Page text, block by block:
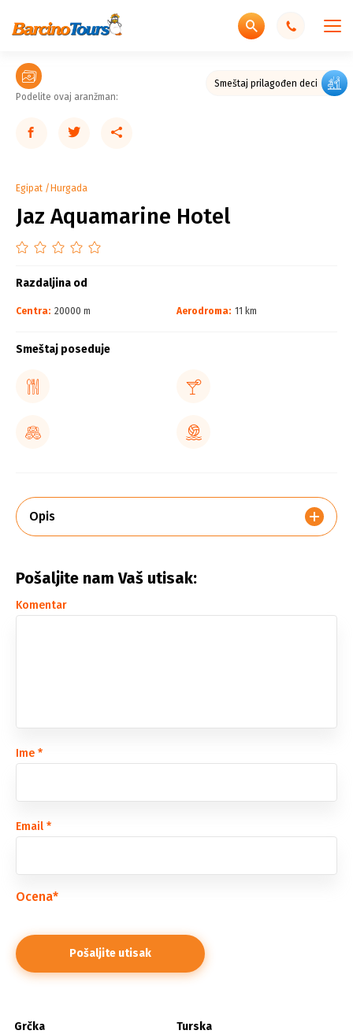
Smeštaj prilagođen deci
Podelite ovaj aranžman:
Egipat Hurgada
Jaz Aquamarine Hotel
Razdaljina od
Centra: 20000 m Aerodroma: 11 km
Smeštaj poseduje
Opis
Pošaljite nam Vaš utisak:
Komentar
Ime *
Email *
Ocena*
Grčka Turska